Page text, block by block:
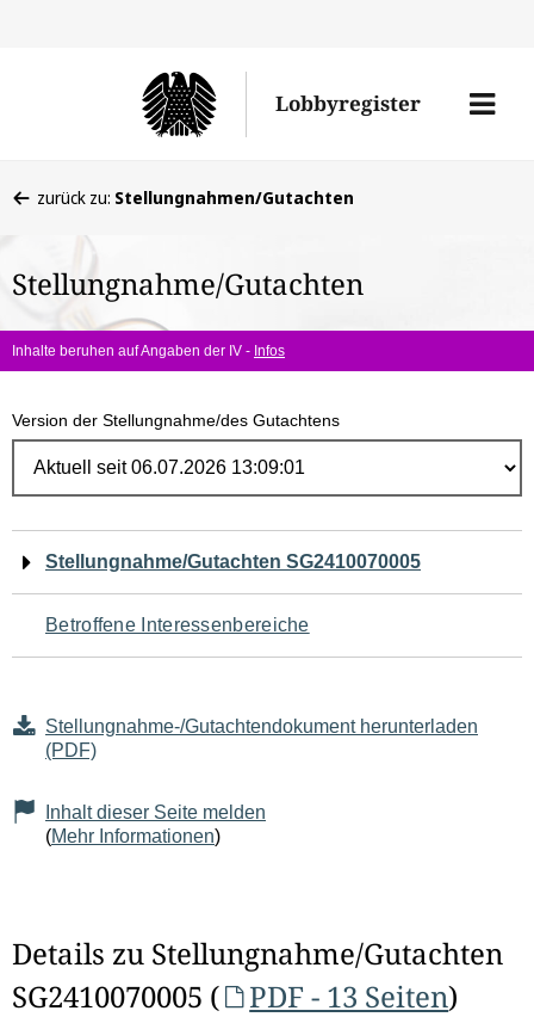
Lobbyregister
Menü
befinden
hier:
zurück zu: Stellungnahmen/Gutachten
Stellungnahme/Gutachten
Inhalte beruhen auf Angaben der IV - Infos
Version der Stellungnahme/des Gutachtens
Navigation
für
den
Seiteninhalt
Stellungnahme/Gutachten SG2410070005
Betroffene Interessenbereiche
Stellungnahme-/Gutachtendokument herunterladen
(PDF)
Inhalt dieser Seite melden
(Mehr Informationen)
Details zu Stellungnahme/Gutachten
SG2410070005 (
PDF - 13 Seiten)